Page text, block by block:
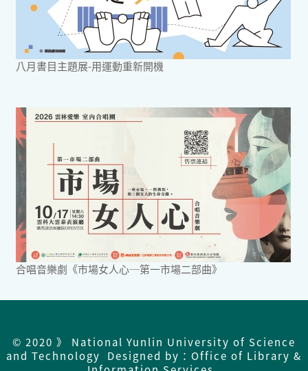
八月書目主題展-用運動重新開機
合唱音樂劇《市場女人心─第一市場二部曲》
© 2020 》 National Yunlin University of Science
and Technology Designed by：Office of Library &